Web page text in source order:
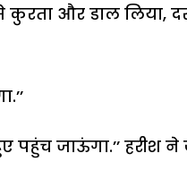
कुरता और डाल लिया,
जाऊंगा.’’ हरीश ने